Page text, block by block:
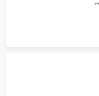
крестовины на